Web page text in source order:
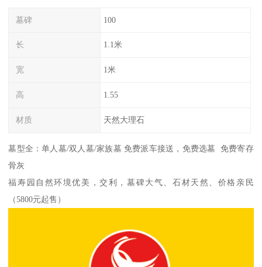
墓碑 100
长 1.1米
宽 1米
高 1.55
材质 天然大理石
墓型全：单人墓/双人墓/家族墓 免费派车接送，免费选墓 免费寄存
骨灰
福寿园自然环境优美，交利，墓碑大气、石材天然、价格亲民
（5800元起售）